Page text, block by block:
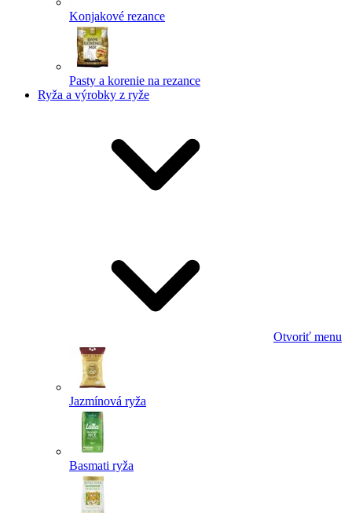
Konjakové rezance
Pasty a korenie na rezance
Ryža a výrobky z ryže
Otvoriť menu
Jazmínová ryža
Basmati ryža